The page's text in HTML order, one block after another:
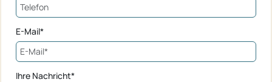
E-Mail*
Ihre Nachricht*